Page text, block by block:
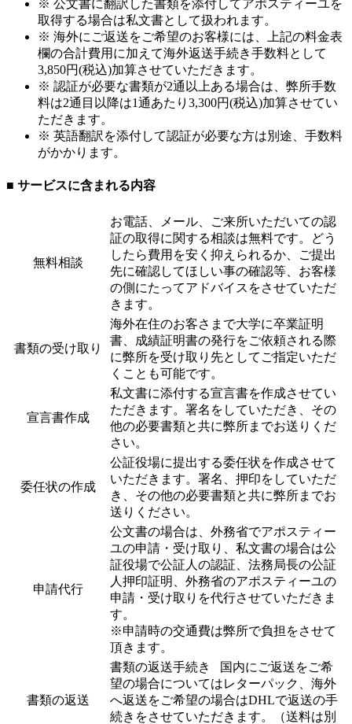
※ 公文書に翻訳した書類を添付してアポスティーユを
取得する場合は私文書として扱われます。
※ 海外にご返送をご希望のお客様には、上記の料金表
欄の合計費用に加えて海外返送手続き手数料として
3,850円(税込)加算させていただきます。
※ 認証が必要な書類が2通以上ある場合は、弊所手数
料は2通目以降は1通あたり3,300円(税込)加算させてい
ただきます。
※ 英語翻訳を添付して認証が必要な方は別途、手数料
がかかります。
■ サービスに含まれる内容
無料相談
お電話、メール、ご来所いただいての認
証の取得に関する相談は無料です。どう
したら費用を安く抑えられるか、ご提出
先に確認してほしい事の確認等、お客様
の側にたってアドバイスをさせていただ
きます。
書類の受け取り
海外在住のお客さまで大学に卒業証明
書、成績証明書の発行をご依頼される際
に弊所を受け取り先としてご指定いただ
くことも可能です。
宣言書作成
私文書に添付する宣言書を作成させてい
ただきます。署名をしていただき、その
他の必要書類と共に弊所までお送りくだ
さい。
委任状の作成
公証役場に提出する委任状を作成させて
いただきます。署名、押印をしていただ
き、その他の必要書類と共に弊所までお
送りください。
申請代行
公文書の場合は、外務省でアポスティー
ユの申請・受け取り、私文書の場合は公
証役場で公証人の認証、法務局長の公証
人押印証明、外務省のアポスティーユの
申請・受け取りを代行させていただきま
す。
※申請時の交通費は弊所で負担をさせて
頂きます。
書類の返送
書類の返送手続き 国内にご返送をご希
望の場合についてはレターパック、海外
へ返送をご希望の場合はDHLで返送の手
続きをさせていただきます。（送料は別